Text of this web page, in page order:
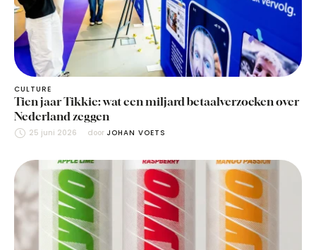
CULTURE
Tien jaar Tikkie: wat een miljard betaalverzoeken over
Nederland zeggen
25 juni 2026 door JOHAN VOETS